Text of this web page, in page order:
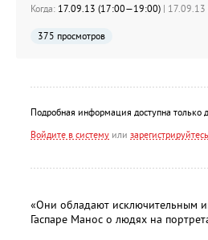
Когда: 17.09.13 (17:00—19:00) |
375 просмотров
Подробная информация доступна только
Войдите в систему или зарегистрируйтесь
«Они обладают исключительным
Гаспаре Манос о людях на